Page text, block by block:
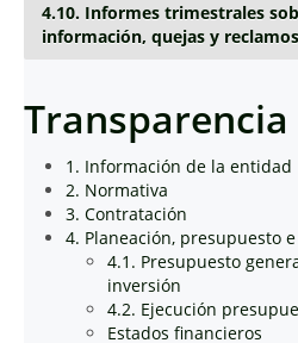
4.10. Informes trimestrales
información, quejas y reclamos
Transparencia
1. Información de la entidad
2. Normativa
3. Contratación
4. Planeación, presupuesto
4.1. Presupuesto
inversión
4.2. Ejecución
Estados financieros